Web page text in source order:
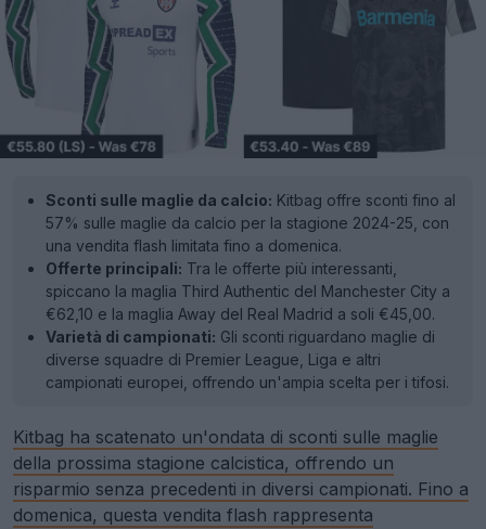
Sconti sulle maglie da calcio: Kitbag offre sconti fino al
57% sulle maglie da calcio per la stagione 2024-25, con
una vendita flash limitata fino a domenica.
Offerte principali: Tra le offerte più interessanti,
spiccano la maglia Third Authentic del Manchester City a
€62,10 e la maglia Away del Real Madrid a soli €45,00.
Varietà di campionati: Gli sconti riguardano maglie di
diverse squadre di Premier League, Liga e altri
campionati europei, offrendo un'ampia scelta per i tifosi.
Kitbag ha scatenato un'ondata di sconti sulle maglie
della prossima stagione calcistica, offrendo un
risparmio senza precedenti in diversi campionati. Fino a
domenica, questa vendita flash rappresenta